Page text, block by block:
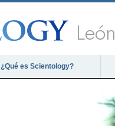
León
¿Qué es Scientology?